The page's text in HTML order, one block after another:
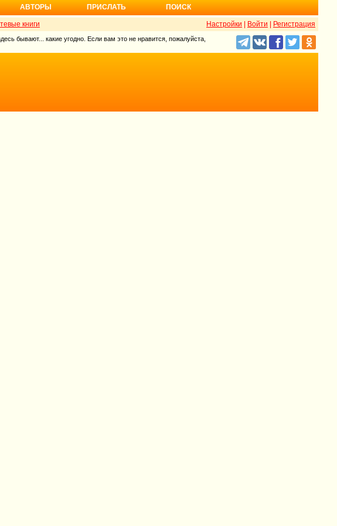
АВТОРЫ ПРИСЛАТЬ ПОИСК
Настройки Войти Регистрация
книги
бывают... какие угодно. Если вам это не нравится, пожалуйста,